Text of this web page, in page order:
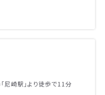
崎駅」より徒歩で11分